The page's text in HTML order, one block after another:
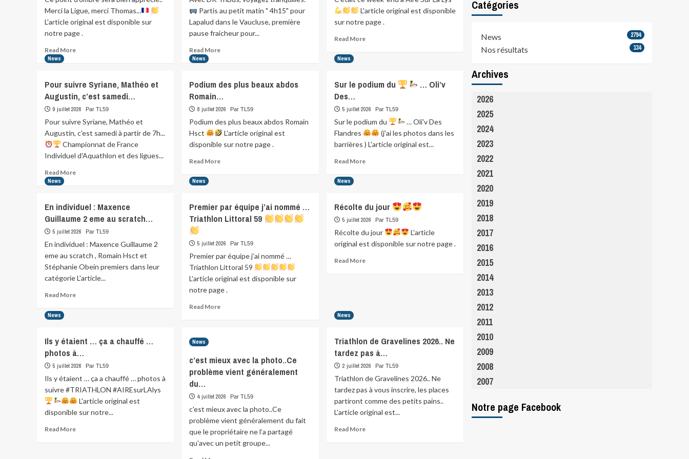
Merci la Ligue, merci Thomas...
L'article original est disponible sur
notre page .
Read MoreRead
point
d’ombre
sera
apprécié..
…
Partis au petit matin " 4h15" pour
Lapalud dans le Vaucluse, première
pause fraicheur pour...
Read MoreRead
DK
TriBus,
voyagez
Partis…
L'article original est disponible
sur notre page .
Read MoreRead
week-
Sur
La
Lys
News
Pour suivre Syriane, Mathéo et
Augustin, c’est samedi…
9 juillet 2026 Par TL59
Pour suivre Syriane, Mathéo et
Augustin, c'est samedi à partir de 7h...
Championnat de France
Individuel d'Aquathlon et des ligues...
Read MoreRead
suivre
Syriane,
Mathéo
Augustin,
c’est
samedi…
News
Podium des plus beaux abdos
Romain…
8 juillet 2026 Par TL59
Podium des plus beaux abdos Romain
Hsct
L'article original est
disponible sur notre page .
Read MoreRead
plus
beaux
News
Sur le podium du
… Oli’v
Des…
5 juillet 2026 Par TL59
Sur le podium du
… Oli'v Des
Flandres
(j’ai les photos dans les
barrières ) L'article original est...
Read MoreRead
podium
du
…
News
En individuel : Maxence
Guillaume 2 eme au scratch…
5 juillet 2026 Par TL59
En individuel : Maxence Guillaume 2
eme au scratch , Romain Hsct et
Stéphanie Obein premiers dans leur
catégorie L'article...
Read MoreRead
:
Maxence
eme
au
scratch…
News
Premier par équipe j’ai nommé …
Triathlon Littoral 59
5 juillet 2026 Par TL59
Premier par équipe j’ai nommé …
Triathlon Littoral 59
L'article original est disponible sur
notre page .
Read MoreRead
j’ai
nommé
59
News
Récolte du jour
5 juillet 2026 Par TL59
Récolte du jour
L'article
original est disponible sur notre page .
Read MoreRead
News
Ils y étaient … ça a chauffé …
photos à…
5 juillet 2026 Par TL59
Ils y étaient … ça a chauffé … photos à
suivre #TRIATHLON #AIREsurLAlys
L'article original est
disponible sur notre...
Read MoreRead
News
c’est mieux avec la photo..Ce
problème vient généralement
du…
4 juillet 2026 Par TL59
c'est mieux avec la photo..Ce
problème vient généralement du fait
que le propriétaire ne l’a partagé
qu’avec un petit groupe...
News
Triathlon de Gravelines 2026.. Ne
tardez pas à…
2 juillet 2026 Par TL59
Triathlon de Gravelines 2026.. Ne
tardez pas à vous inscrire, les places
partiront comme des petits pains..
L'article original est...
Read MoreRead
Catégories
News 2794
Nos résultats 134
Archives
2026
2025
2024
2023
2022
2021
2020
2019
2018
2017
2016
2015
2014
2013
2012
2011
2010
2009
2008
2007
Notre page Facebook